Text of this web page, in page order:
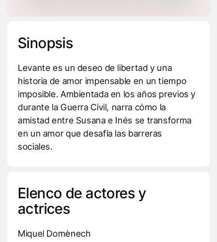
Sinopsis
Levante es un deseo de libertad y una
historia de amor impensable en un tiempo
imposible. Ambientada en los años previos y
durante la Guerra Civil, narra cómo la
amistad entre Susana e Inés se transforma
en un amor que desafía las barreras
sociales.
Elenco de actores y
actrices
Miquel Domènech